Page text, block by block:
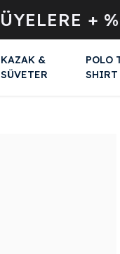
ÜYELERE +
KAZAK &
SÜVETER
POLO
SHIRT